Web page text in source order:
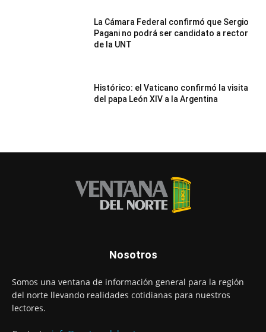
La Cámara Federal confirmó que Sergio
Pagani no podrá ser candidato a rector
de la UNT
Histórico: el Vaticano confirmó la visita
del papa León XIV a la Argentina
Nosotros
Somos una ventana de información general para la región
del norte llevando realidades cotidianas para nuestros
lectores.